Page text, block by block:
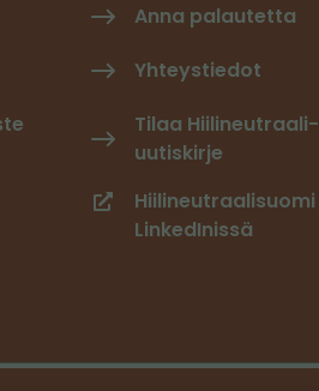
Anna palautetta
Yhteystiedot
Tilaa Hiilineutraali-
uutiskirje
Hiilineutraalisuomi
LinkedInissä